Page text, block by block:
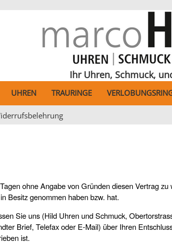
Ihr Uhren, Schmuck,
UHREN TRAURINGE
ohne Angabe von Gründen diesen Vertrag
Besitz genommen haben bzw. hat.
Sie uns (Hild Uhren und Schmuck,
Brief, Telefax oder E-Mail) über Ihren
ist.